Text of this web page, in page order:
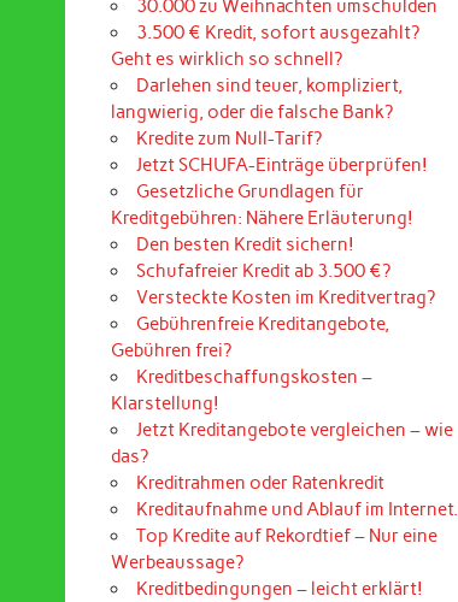
30.000 zu Weihnachten umschulden
3.500 € Kredit, sofort ausgezahlt?
Geht es wirklich so schnell?
Darlehen sind teuer, kompliziert,
langwierig, oder die falsche Bank?
Kredite zum Null-Tarif?
Jetzt SCHUFA-Einträge überprüfen!
Gesetzliche Grundlagen für
Kreditgebühren: Nähere Erläuterung!
Den besten Kredit sichern!
Schufafreier Kredit ab 3.500 €?
Versteckte Kosten im Kreditvertrag?
Gebührenfreie Kreditangebote,
Gebühren frei?
Kreditbeschaffungskosten –
Klarstellung!
Jetzt Kreditangebote vergleichen – wie
das?
Kreditrahmen oder Ratenkredit
Kreditaufnahme und Ablauf im Internet.
Top Kredite auf Rekordtief – Nur eine
Werbeaussage?
Kreditbedingungen – leicht erklärt!